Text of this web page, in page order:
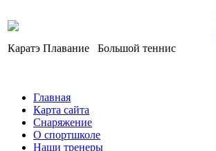
Каратэ Плавание Большой теннис
Главная
Карта сайта
Снаряжение
О спортшколе
Наши тренеры